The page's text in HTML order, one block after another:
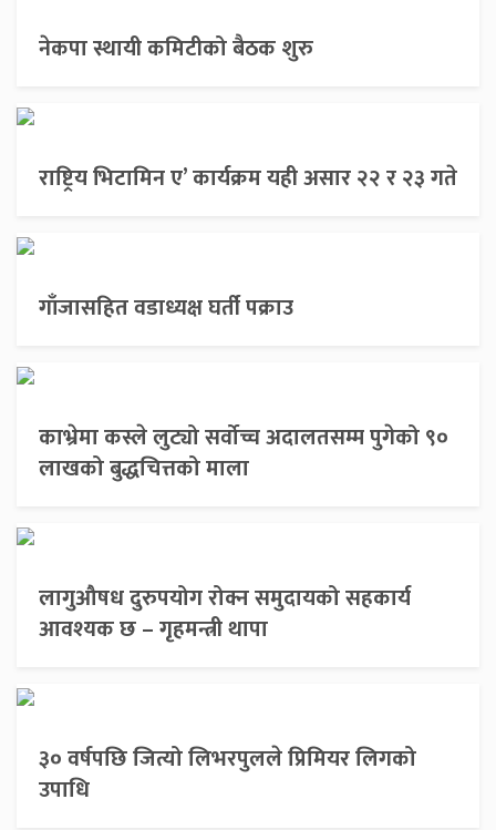
नेकपा स्थायी कमिटीको बैठक शुरु
राष्ट्रिय भिटामिन ए’ कार्यक्रम यही असार २२ र २३ गते
गाँजासहित वडाध्यक्ष घर्ती पक्राउ
काभ्रेमा कस्ले लुट्यो सर्वोच्च अदालतसम्म पुगेको ९०
लाखको बुद्धचित्तको माला
लागुऔषध दुरुपयोग रोक्न समुदायको सहकार्य
आवश्यक छ – गृहमन्त्री थापा
३० वर्षपछि जित्यो लिभरपुलले प्रिमियर लिगको
उपाधि